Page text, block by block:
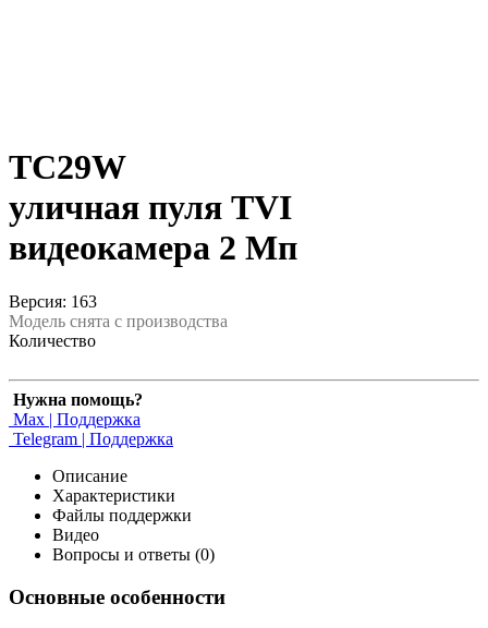
TC29W
уличная пуля TVI
видеокамера 2 Мп
Версия: 163
Модель снята с производства
Количество
Нужна помощь?
Max | Поддержка
Telegram | Поддержка
Описание
Характеристики
Файлы поддержки
Видео
Вопросы и ответы (0)
Основные особенности